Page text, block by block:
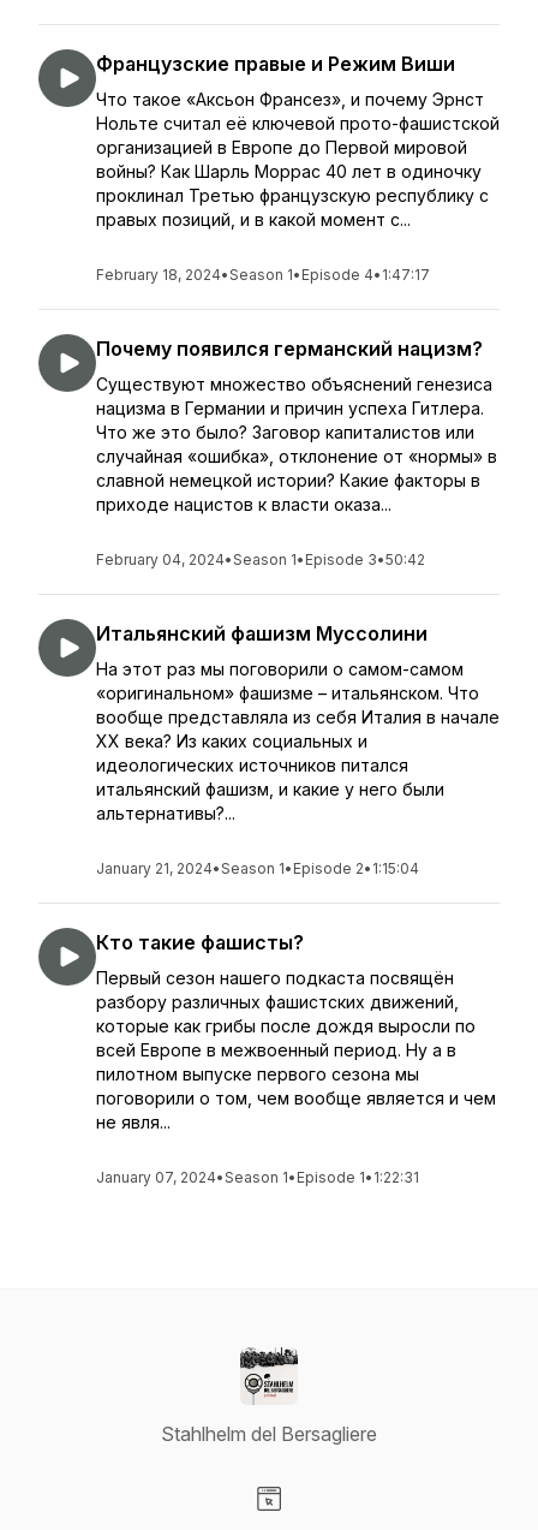
Французские правые и Режим Виши
Что такое «Аксьон Франсез», и почему Эрнст
Нольте считал её ключевой прото-фашистской
организацией в Европе до Первой мировой
войны? Как Шарль Моррас 40 лет в одиночку
проклинал Третью французскую республику с
правых позиций, и в какой момент с...
February 18, 2024•Season 1• Episode 4• 1:47:17
Почему появился германский нацизм?
Существуют множество объяснений генезиса
нацизма в Германии и причин успеха Гитлера.
Что же это было? Заговор капиталистов или
случайная «ошибка», отклонение от «нормы» в
славной немецкой истории? Какие факторы в
приходе нацистов к власти оказа...
February 04, 2024•Season 1• Episode 3•50:42
Итальянский фашизм Муссолини
На этот раз мы поговорили о самом-самом
«оригинальном» фашизме – итальянском. Что
вообще представляла из себя Италия в начале
XX века? Из каких социальных и
идеологических источников питался
итальянский фашизм, и какие у него были
альтернативы?...
January 21, 2024•Season 1• Episode 2• 1:15:04
Кто такие фашисты?
Первый сезон нашего подкаста посвящён
разбору различных фашистских движений,
которые как грибы после дождя выросли по
всей Европе в межвоенный период. Ну а в
пилотном выпуске первого сезона мы
поговорили о том, чем вообще является и чем
не явля...
January 07, 2024•Season 1• Episode 1• 1:22:31
Stahlhelm del Bersagliere